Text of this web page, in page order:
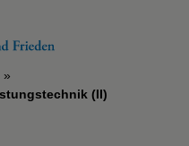
(II)